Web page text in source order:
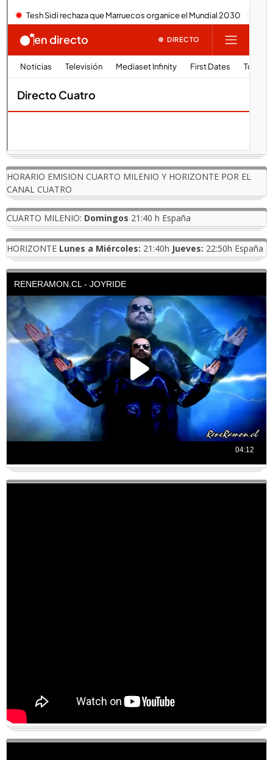
HORARIO EMISION CUARTO MILENIO Y HORIZONTE POR EL
CANAL CUATRO
CUARTO MILENIO: Domingos 21:40 h España
HORIZONTE Lunes a Miércoles: 21:40h Jueves: 22:50h España